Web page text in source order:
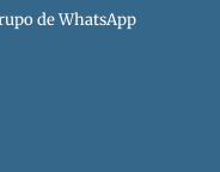
de WhatsApp